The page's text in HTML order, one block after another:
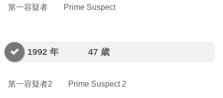
第一容疑者 Prime Suspect
1992 年 47 歳
第一容疑者2 Prime Suspect 2